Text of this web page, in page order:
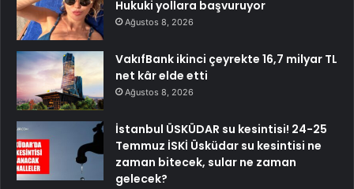
Hukuki yollara başvuruyor
Ağustos 8, 2026
VakıfBank ikinci çeyrekte 16,7 milyar TL
net kâr elde etti
Ağustos 8, 2026
İstanbul ÜSKÜDAR su kesintisi! 24-25
Temmuz İSKİ Üsküdar su kesintisi ne
zaman bitecek, sular ne zaman
gelecek?